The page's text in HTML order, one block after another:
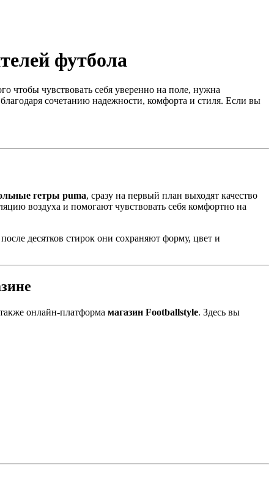
футбола
чтобы чувствовать себя уверенно на поле, нужна
сочетанию надежности, комфорта и стиля. Если вы
гетры puma, сразу на первый план выходят качество
воздуха и помогают чувствовать себя комфортно на
десятков стирок они сохраняют форму, цвет и
онлайн-платформа магазин Footballstyle. Здесь вы